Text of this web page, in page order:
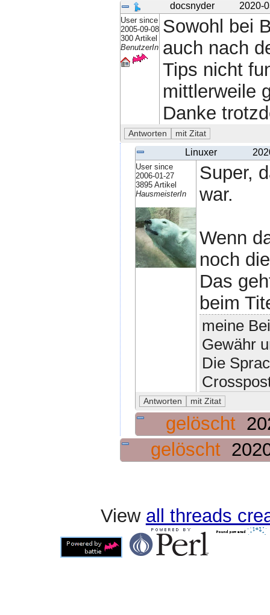
docsnyder 2020-
User since
2005-09-08
300 Artikel
BenutzerIn
Sowohl bei
auch nach
Tips nicht
mittlerweile
Danke
Linuxer
User since
2006-01-27
3895 Artikel
HausmeisterIn
Super,
war.
Wenn
noch
Das
beim
meine
Gewähr
Die
gelöscht
gelöscht
View all threads